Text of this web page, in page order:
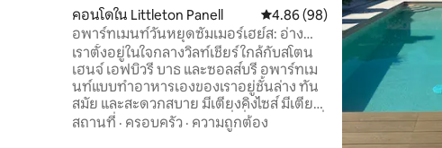
คอนโดใน Littleton Panell คะแนนเฉลี่ย 4.86 จาก 5, 98 รีวิว
4.86 (98)
อพาร์ทเมนท์วันหยุดซัมเมอร์เฮย์ส: อ่างน้ำ
ร้อน ซาวน่า และห้องออกกำลังกาย
เราตั้งอยู่ในใจกลางวิลท์เชียร์ ใกล้กับสโตน
เฮนจ์ เอฟบิวรี บาธ และซอลส์บรี อพาร์ทเม
นท์แบบทำอาหารเองของเราอยู่ชั้นล่าง ทัน
สมัย และสะดวกสบาย มีเตียงคิงไซส์ มีเตียง
พับให้ตามคำขอ การขนส่งที่เชื่อมต่อกันดี ที่
จอดรถนอกถนนที่ปลอดภัย จุดชาร์จ
สถานที่ · ครอบครัว · ความถูกต้อง